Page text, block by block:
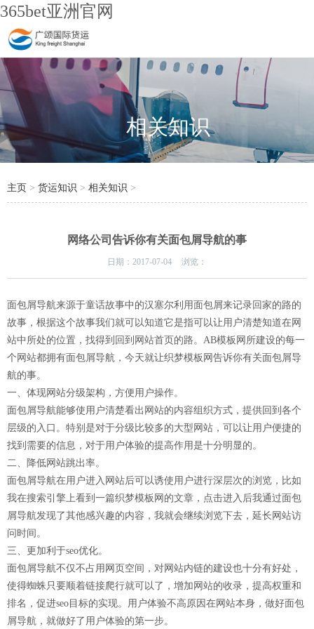
365bet亚洲官网
相关知识
主页 > 货运知识 > 相关知识 >
网络公司告诉你有关面包屑导航的事
日期： 2017-07-04 浏览：
面包屑导航来源于童话故事中的汉塞尔利用面包屑来记录回家的路的
故事，根据这个故事我们就可以知道它是指可以让用户清楚知道在网
站中所处的位置，找得到回到网站首页的路。AB模板网所建设的每一
个网站都拥有面包屑导航，今天就让织梦模板网告诉你有关面包屑导
航的事。
一、体现网站分级架构，方便用户操作。
面包屑导航能够使用户清楚看出网站的内容组织方式，提供回到各个
层级的入口。特别是对于分级比较多的大型网站，可以让用户便捷的
找到需要的信息，对于用户体验的提高作用是十分明显的。
二、降低网站跳出率。
面包屑导航在用户进入网站后可以诱使用户进行深层次的浏览，比如
我在搜索引擎上看到一篇织梦模板网的文章，点击进入后我通过面包
屑导航发现了其他感兴趣的内容，我就会继续浏览下去，延长网站访
问时间。
三、更加利于seo优化。
面包屑导航不仅不占用网页空间，对网站内链的建设也十分有好处，
使得蜘蛛只要顺着链接爬行就可以了，增加网站的收录，提高权重和
排名，促进seo目标的实现。用户体验不高原因在网站本身，做好面包
屑导航，就做好了用户体验的第一步。